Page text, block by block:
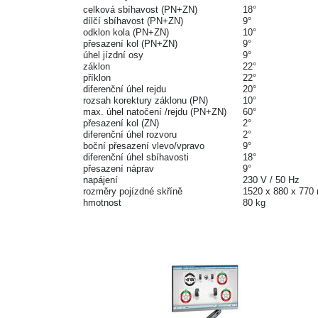
celková sbíhavost (PN+ZN)
dílčí sbíhavost (PN+ZN)
odklon kola (PN+ZN)
přesazení kol (PN+ZN)
úhel jízdní osy
záklon
příklon
diferenční úhel rejdu
rozsah korektury záklonu (PN)
max. úhel natočení /rejdu (PN+ZN)
přesazení kol (ZN)
diferenční úhel rozvoru
boční přesazení vlevo/vpravo
diferenční úhel sbíhavosti
přesazení náprav
napájení
rozměry pojízdné skříně
hmotnost
18°
9°
10°
9°
9°
22°
22°
20°
10°
60°
2°
2°
9°
18°
9°
230 V / 50 Hz
1520 x 880 x 770
80 kg